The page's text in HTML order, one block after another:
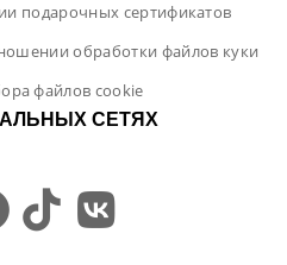
подарочных сертификатов
обработки файлов куки
файлов cookie
СЕТЯХ